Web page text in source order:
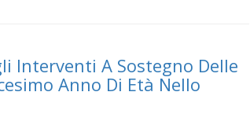
Interventi A Sostegno Delle
Anno Di Età Nello